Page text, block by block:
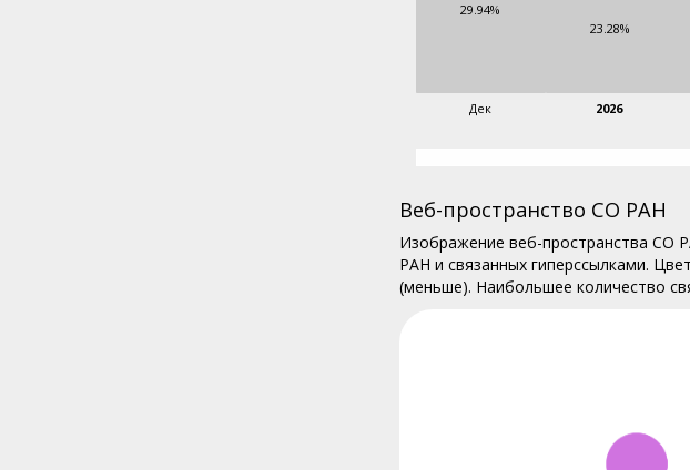
29.94%
23.28%
Дек 2026
Веб-пространство СО РАН
Изображение веб-пространства СО
РАН и связанных гиперссылками.
(меньше). Наибольшее количество